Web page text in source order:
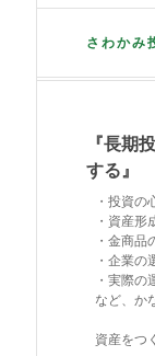
さわかみ
『長期
する』
・投資の
・資産
・金商
・企業
・実際
など、か
資産をつ